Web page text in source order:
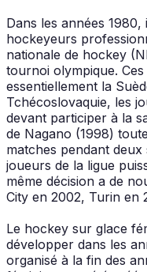
Dans les années 1980,
hockeyeurs
nationale de hockey
tournoi olympique.
essentiellement la
Tchécoslovaquie, les
devant participer à la
de Nagano (1998)
matches pendant
joueurs de la ligue
même décision a de
City en 2002, Turin en
Le hockey sur glace
développer dans les
organisé à la fin des